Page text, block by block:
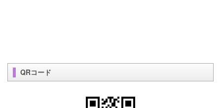
QRコード